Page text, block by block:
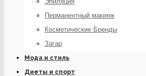
Перманентный макияж
Косметические Бренды
Загар
Мода и стиль
Диеты и спорт